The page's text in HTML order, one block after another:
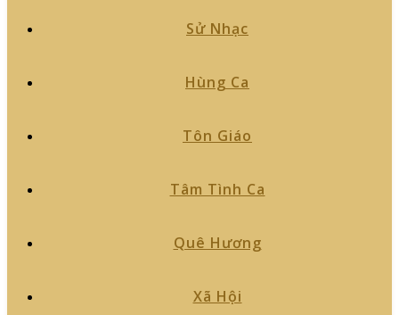
Sử Nhạc
Hùng Ca
Tôn Giáo
Tâm Tình Ca
Quê Hương
Xã Hội